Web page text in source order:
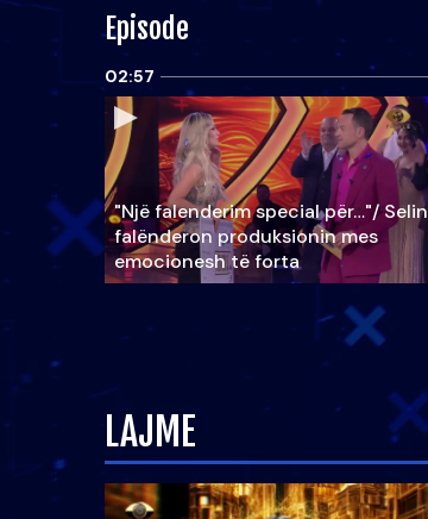
Episode
02:57
"Një falenderim special për…"/ Selin
falënderon produksionin mes
emocionesh të forta
LAJME